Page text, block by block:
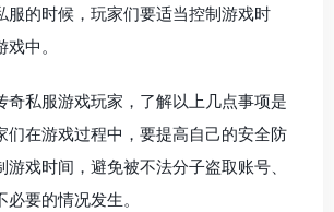
服的时候，玩家们要适当控制游戏时
中。
奇私服游戏玩家，了解以上几点事项是
们在游戏过程中，要提高自己的安全防
戏时间，避免被不法分子盗取账号、
要的情况发生。